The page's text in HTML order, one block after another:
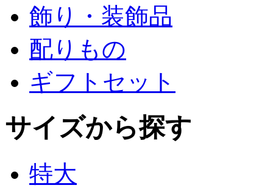
飾り・装飾品
配りもの
ギフトセット
サイズから探す
特大